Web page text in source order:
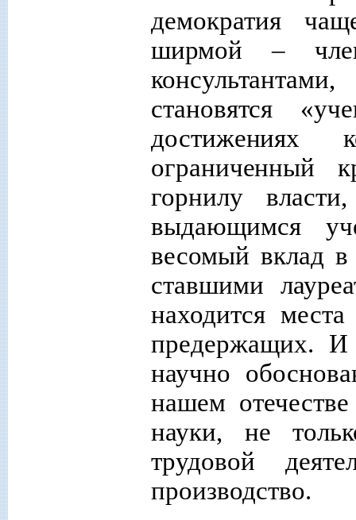
демократия
ширмой –
становятся
достижениях
ограниченный
горнилу
выдающимся
весомый вклад
ставшими
находится
предержащих. И
научно
нашем
науки, не
трудовой
производство.